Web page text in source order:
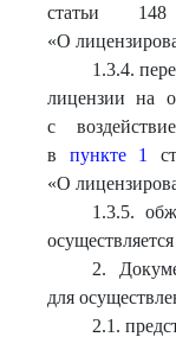
статьи
«О
1.3.4.
лицензии на
с
в пункте 1
«О
1.3.5.
2.
для
2.1.